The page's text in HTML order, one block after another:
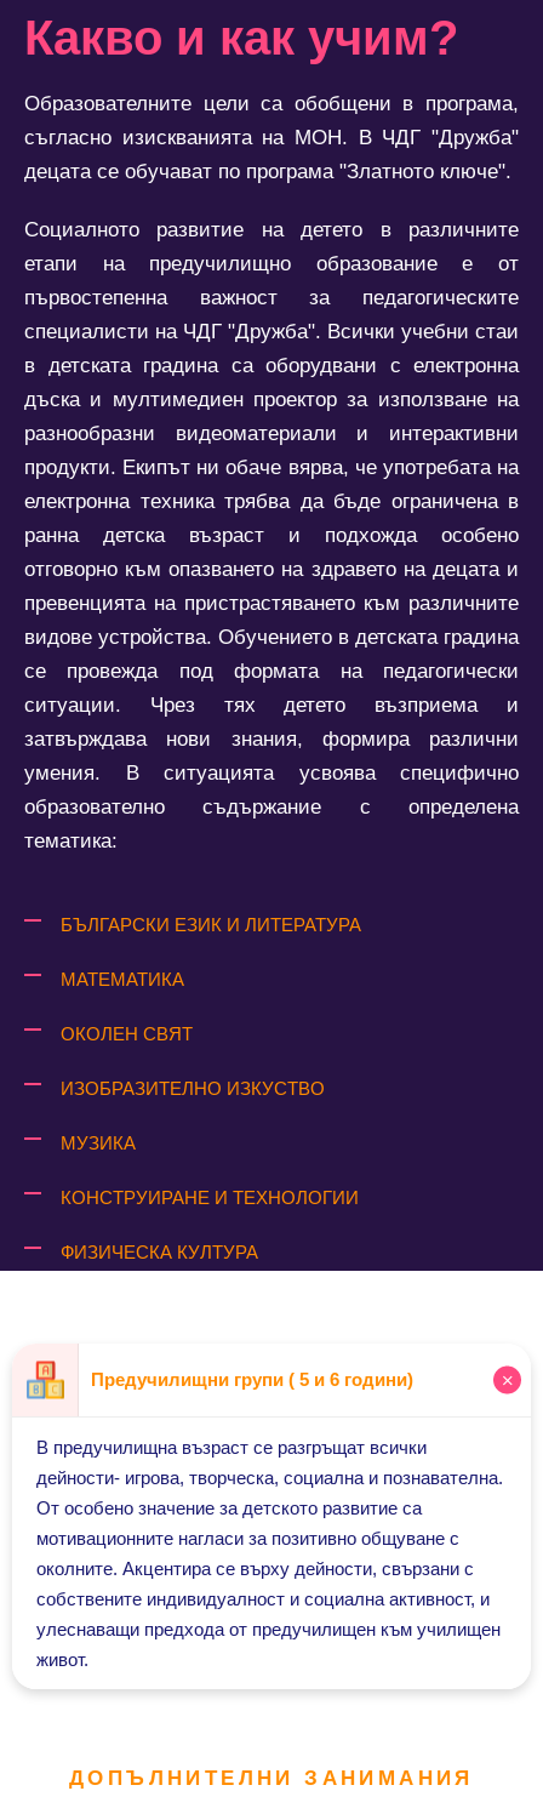
Какво и как учим?
Образователните цели са обобщени в програма,
съгласно изискванията на МОН. В ЧДГ "Дружба"
децата се обучават по програма "Златното ключе".
Социалното развитие на детето в различните
етапи на предучилищно образование е от
първостепенна важност за педагогическите
специалисти на ЧДГ "Дружба". Всички учебни стаи
в детската градина са оборудвани с електронна
дъска и мул­ти­­­медиен проектор за използване на
разнообразни видеоматериали и интерактивни
про­дук­­ти. Екипът ни обаче вярва, че употребата на
електронна тех­ника трябва да бъде ограничена в
ранна детска възраст и подхожда особено
отговорно към опазването на здравето на децата и
превенцията на пристрастяването към различните
видове устройства. Обучението в детската градина
се провежда под формата на педагогически
ситуации. Чрез тях детето възприема и
затвърждава нови знания, формира различни
умения. В ситуацията усвоява специфично
образователно съдържание с определена
тематика:
БЪЛГАРСКИ ЕЗИК И ЛИТЕРАТУРА
МАТЕМАТИКА
ОКОЛЕН СВЯТ
ИЗОБРАЗИТЕЛНО ИЗКУСТВО
МУЗИКА
КОНСТРУИРАНЕ И ТЕХНОЛОГИИ
ФИЗИЧЕСКА КУЛТУРА
Предучилищни групи ( 5 и 6 години)
В предучилищна възраст се разгръщат всички
дейности- игрова, творческа, социална и познавателна.
От особено значение за детското развитие са
мотивационните нагласи за позитивно общуване с
околните. Акцентира се върху дейности, свързани с
собствените индивидуалност и социална активност, и
улеснаващи предхода от предучилищен към училищен
живот.
ДОПЪЛНИТЕЛНИ ЗАНИМАНИЯ